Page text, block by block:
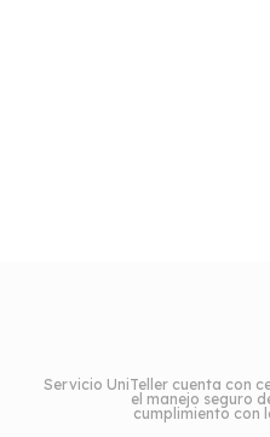
Servicio UniTeller cuenta con
el manejo seguro
cumplimiento con